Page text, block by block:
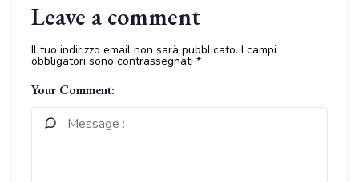
Leave a comment
Il tuo indirizzo email non sarà pubblicato. I campi
obbligatori sono contrassegnati *
Your Comment: